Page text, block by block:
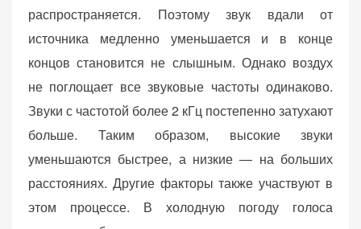
распространяется. Поэтому звук вдали от
источника медленно уменьшается и в конце
концов становится не слышным. Однако воздух
не поглощает все звуковые частоты одинаково.
Звуки с частотой более 2 кГц постепенно затухают
больше. Таким образом, высокие звуки
уменьшаются быстрее, а низкие — на больших
расстояниях. Другие факторы также участвуют в
этом процессе. В холодную погоду голоса